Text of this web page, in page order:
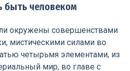
быть человеком